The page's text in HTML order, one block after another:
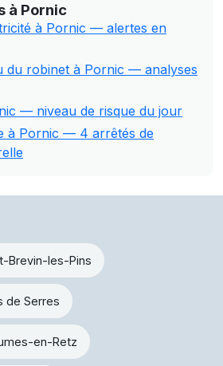
à Pornic
à Pornic — alertes en
du robinet à Pornic — analyses
— niveau de risque du jour
à Pornic — 4 arrêtés de
Brevin-les-Pins
de Serres
en-Retz